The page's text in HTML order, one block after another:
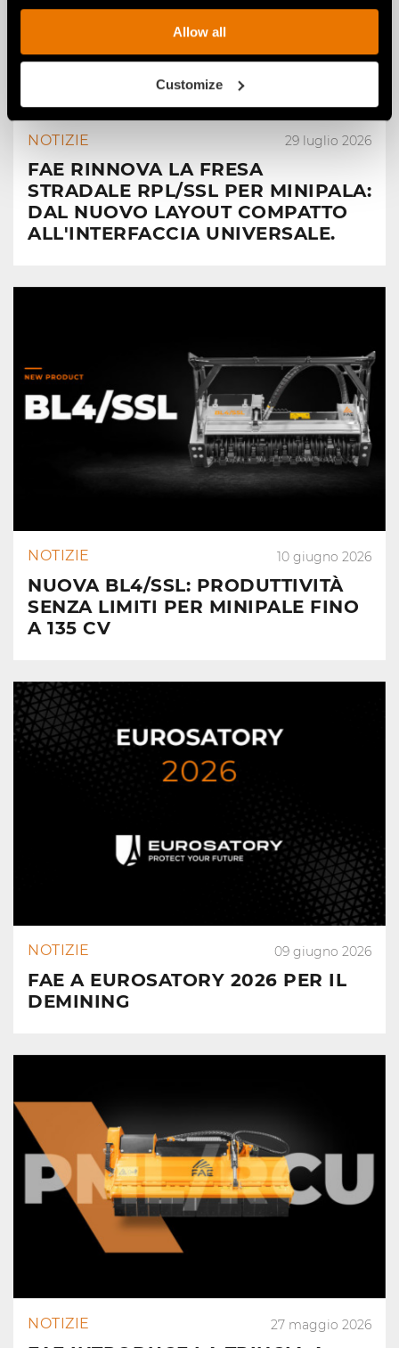
Allow all
Customize
NOTIZIE 29 luglio 2026
FAE RINNOVA LA FRESA
STRADALE RPL/SSL PER MINIPALA:
DAL NUOVO LAYOUT COMPATTO
ALL'INTERFACCIA UNIVERSALE.
NOTIZIE 10 giugno 2026
NUOVA BL4/SSL: PRODUTTIVITÀ
SENZA LIMITI PER MINIPALE FINO
A 135 CV
NOTIZIE 09 giugno 2026
FAE A EUROSATORY 2026 PER IL
DEMINING
NOTIZIE 27 maggio 2026